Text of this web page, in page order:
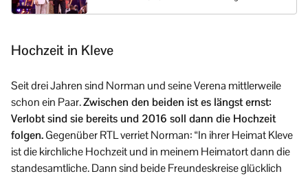
Hochzeit in Kleve
Seit drei Jahren sind Norman und seine Verena mittlerweile
schon ein Paar.Zwischen den beiden ist es längst ernst:
Verlobt sind sie bereits und 2016 soll dann die Hochzeit
folgen.Gegenüber RTL verriet Norman: “In ihrer Heimat Kleve
ist die kirchliche Hochzeit und in meinem Heimatort dann die
standesamtliche. Dann sind beide Freundeskreise glücklich